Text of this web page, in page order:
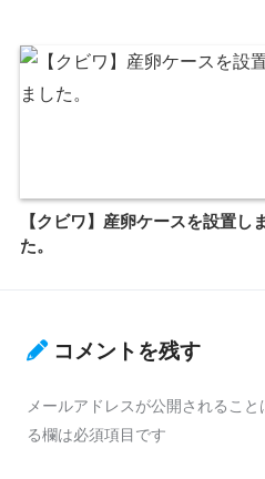
【クビワ】産卵ケースを設置し
た。
コメントを残す
メールアドレスが公開されること
る欄は必須項目です